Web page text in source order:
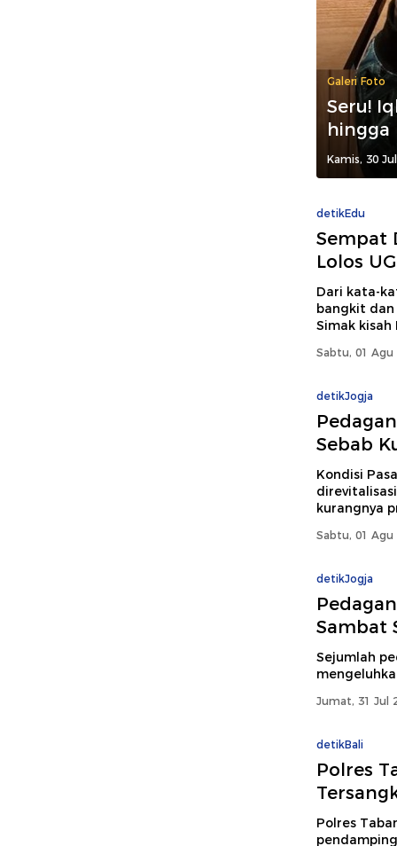
Galeri Foto
Seru!
hingga
Kamis, 30
detikEdu
Sempat
Lolos
Dari kata-
bangkit dan
Simak kisah
Sabtu, 01 Agu
detikJogja
Sebab
Kondisi
kurangnya
Sabtu, 01 Agu
detikJogja
Sambat
Sejumlah
Jumat, 31 Jul
detikBali
Polres
Polres